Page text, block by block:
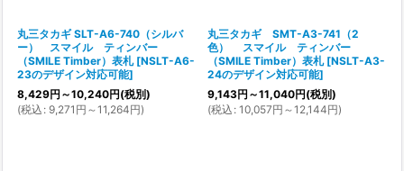
丸三タカギ SLT-A6-740（シルバ
ー） スマイル ティンバー
（SMILE Timber）表札 [NSLT-A6-
23のデザイン対応可能]
8,429円 ～10,240円(税別)
(税込 : 9,271 円 ～11,264円)
丸三タカギ SMT-A3-741（2
色） スマイル ティンバー
（SMILE Timber）表札 [NSLT-A3-
24のデザイン対応可能]
9,143円 ～11,040円(税別)
(税込 : 10,057円 ～12,144円)